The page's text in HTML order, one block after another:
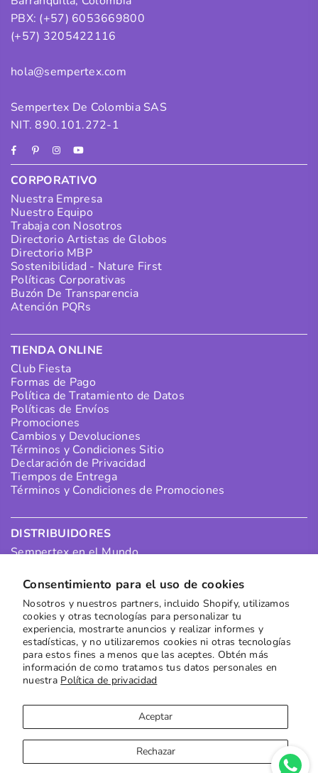
Consentimiento para el uso de cookies
Nosotros y nuestros partners, incluido Shopify, utilizamos
cookies y otras tecnologías para personalizar tu
experiencia, mostrarte anuncios y realizar informes y
estadísticas, y no utilizaremos cookies ni otras tecnologías
para estos fines a menos que las aceptes. Obtén más
información de como tratamos tus datos personales en
nuestra Política de privacidad
Aceptar
Rechazar
PBX: (+57) 6053669800
(+57) 3205422116
hola@sempertex.com
Sempertex De Colombia SAS
NIT. 890.101.272-1
FacebookPinterestInstagram
YouTube
CORPORATIVO
Nuestra Empresa
Nuestro Equipo
Trabaja con Nosotros
Directorio Artistas de Globos
Directorio MBP
Sostenibilidad - Nature First
Políticas Corporativas
Buzón De Transparencia
Atención PQRs
TIENDA ONLINE
Club Fiesta
Formas de Pago
Política de Tratamiento de Datos
Políticas de Envíos
Promociones
Cambios y Devoluciones
Términos y Condiciones Sitio
Declaración de Privacidad
Tiempos de Entrega
Términos y Condiciones de Promociones
DISTRIBUIDORES
Sempertex en el Mundo
Pagos Distribuidores
Puntos de Recolección
Quiero ser un Distribuidor en Colombia
Quiero ser un Distribuidor Internacional
SUSCRÍBETE A NUESTRO NEWSLETTER
Recibe las mejores ofertas directamente en tu buzón
Suscribirse